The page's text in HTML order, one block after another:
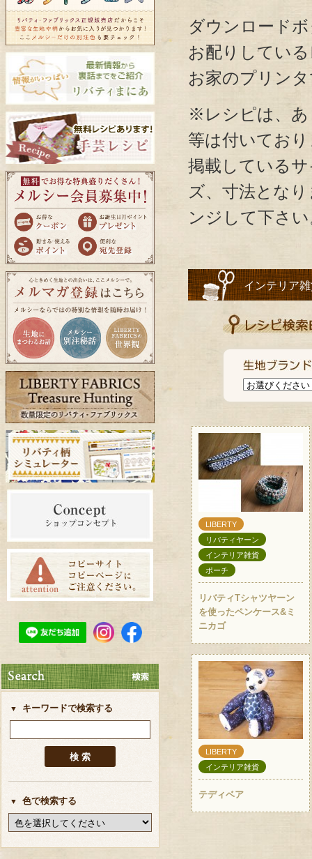
キーワードで検索する
色で検索する
ダウンロード
お配りしてい
お家のプリン
※レシピは、あ
等は付いてお
掲載している
ズ、寸法とな
ンジして下さ
インテリア
LIBERTY
リバティヤーン
インテリア雑貨
ポーチ
リバティTシャツヤーン
を使ったペンケース&ミ
ニカゴ
LIBERTY
インテリア雑貨
テディベア